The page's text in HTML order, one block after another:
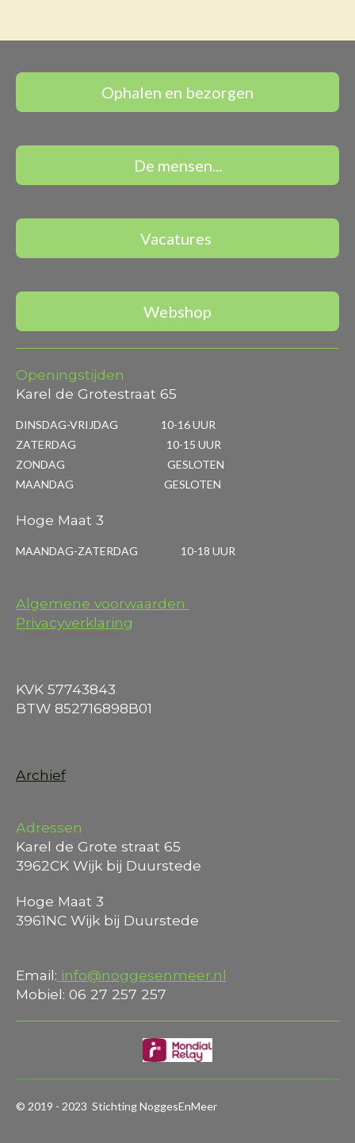
Ophalen en bezorgen
De mensen...
Vacatures
Webshop
Openingstijden
Karel de Grotestraat 65
DINSDAG-VRIJDAG 10-16 UUR
ZATERDAG 10-15 UUR
ZONDAG GESLOTEN
MAANDAG GESLOTEN
Hoge Maat 3
MAANDAG-ZATERDAG 10-18 UUR
Algemene voorwaarden
Privacyverklaring
KVK 57743843
BTW 852716898B01
Archief
Adressen
Karel de Grote straat 65
3962CK Wijk bij Duurstede
Hoge Maat 3
3961NC Wijk bij Duurstede
Email: info@noggesenmeer.nl
Mobiel: 06 27 257 257
© 2019 - 2023 Stichting NoggesEnMeer